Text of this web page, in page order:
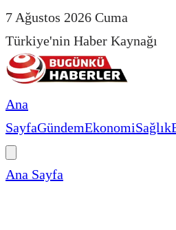
7 Ağustos 2026 Cuma
Türkiye'nin Haber Kaynağı
Ana
SayfaGündemEkonomiSağlık
Ana Sayfa